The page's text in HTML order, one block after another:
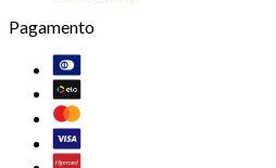
Pagamento